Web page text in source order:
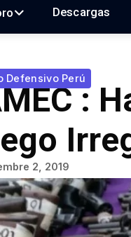
Descargas
Defensivo Perú
:
2, 2019